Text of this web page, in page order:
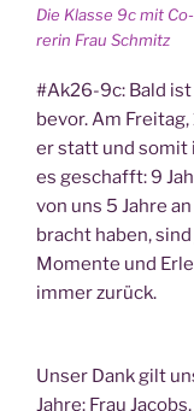
Die Klas­se 9c mit
re­rin Frau Schmitz
#Ak26-9c: Bald
bevor. Am
er statt und somit
es geschafft: 9
von uns 5 Jah­re
bracht haben,
Momen­te und
immer zurück.
Unser Dank gilt
Jah­re: Frau